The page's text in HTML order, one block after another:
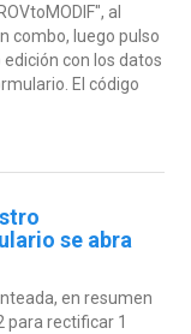
al
combo, luego pulso
con los datos
El código
se abra
en resumen
para rectificar 1